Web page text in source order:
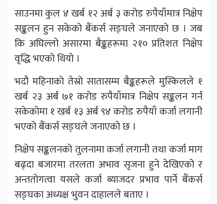
साउनमा कुल ४ खर्ब १२ अर्ब ३ करोड रुपैयाँमात्र निक्षेप
सङ्कलन हुन सकेको बैंकर्स सङ्घले जनाएको छ । जब
कि अघिल्लो असारमा बैङ्कहरूमा २१० प्रतिशत निक्षेप
वृद्धि भएको थियो ।
भदौ महिनाको तेस्रो सातासम्म बैङ्कहरूले मुस्किलले १
खर्ब २३ अर्ब ७१ करोड रुपैयाँमात्र निक्षेप सङ्कलन गर्न
सकेकोमा १ खर्ब १३ अर्ब ९४ करोड रुपैयाँ कर्जा लगानी
भएको बैंकर्स सङ्घले जनाएको छ ।
निक्षेप सङ्कलनको तुलनामा कर्जा लगानी तथा कर्जा माग
बढ्दा बजारमा तरलता अभाव सृजना हुने देखिएको र
अन्ततोगत्वा यसले कर्जा ब्याजदर प्रभाव पार्ने बैंकर्स
सङ्घका अध्यक्ष भुवन दाहालले बताए ।